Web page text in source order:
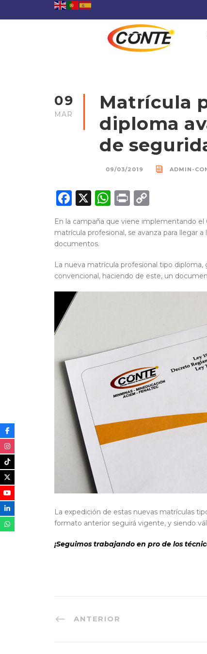
09
MAR
Matrícula
diploma
de
09/03/2019 ADMIN-
F
c
e
b
o
o
k
X
W
a
A
p
p
P
n
o
p
Li
n
k
En la campaña que viene implementando el
matrícula profesional, se avanza para llegar
documentos.
La nueva matrícula profesional tipo
convencional, haciendo de este, un
La expedición de estas nuevas matrículas
formato anterior seguirá vigente, y siendo
¡Seguimos trabajando en pro de los
ANTERIOR